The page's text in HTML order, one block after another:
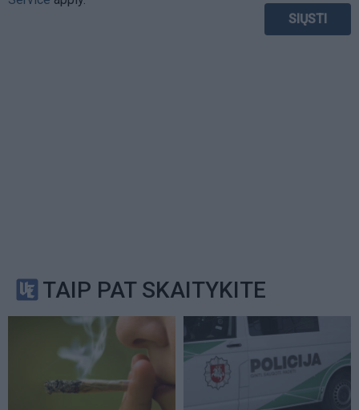
TAIP PAT SKAITYKITE